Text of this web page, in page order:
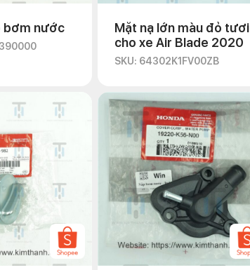
bơm nước
Mặt nạ lớn màu đỏ tươi
cho xe Air Blade 2020
SKU: 64302K1FV00ZB